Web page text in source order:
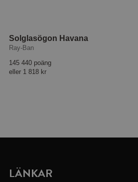
Solglasögon Havana
Ray-Ban
145 440 poäng
eller 1 818 kr
LÄNKAR